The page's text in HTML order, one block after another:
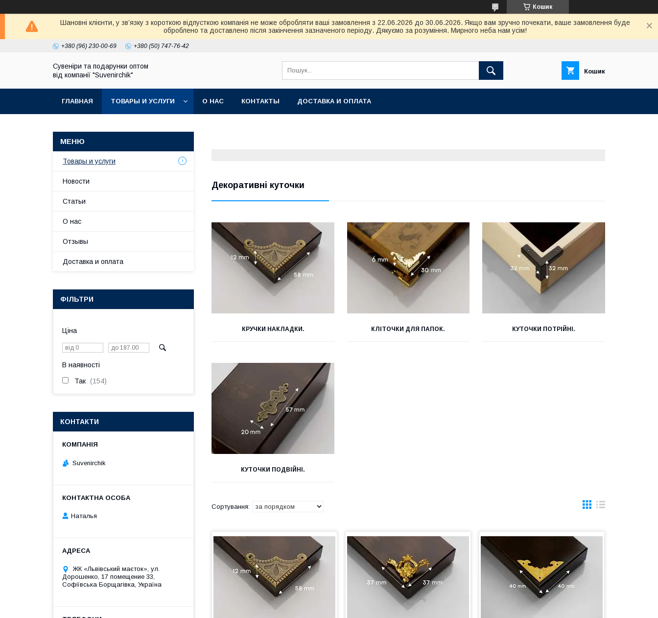
Кошик
Шановні клієнти, у зв’язку з короткою відпусткою компанія не може обробляти ваші замовлення з 22.06.2026 до 30.06.2026. Якщо вам зручно почекати, ваше замовлення буде
оброблено та доставлено після закінчення зазначеного періоду. Дякуємо за розуміння. Мирного неба нам усім!
+380 (96) 230-00-69 +380 (50) 747-76-42
Сувеніри та подарунки оптом
від компанії "Suvenirchik"
Кошик
ГЛАВНАЯ ТОВАРЫ И УСЛУГИ О НАС КОНТАКТЫ ДОСТАВКА И ОПЛАТА
Декоративні куточки
КРУЧКИ НАКЛАДКИ. КЛІТОЧКИ ДЛЯ ПАПОК. КУТОЧКИ ПОТРІЙНІ.
КУТОЧКИ ПОДВІЙНІ.
Товары и услуги
Новости
Статьи
О нас
Отзывы
Доставка и оплата
ФІЛЬТРИ
Ціна
В наявності
Так 154
КОНТАКТИ
Suvenirсhik
Наталья
ЖК «Львівський маєток», ул.
Дорошенко, 17 помещение 33,
Софіївська Борщагівка, Україна